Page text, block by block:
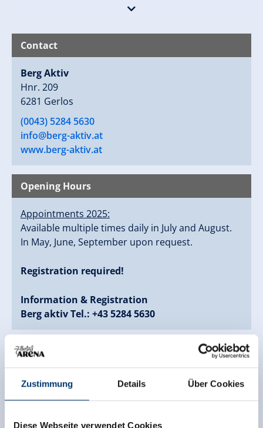
Zustimmung Details Über Cookies
Diese Webseite verwendet Cookies
Advance registration required!
Contact
Berg Aktiv
Hnr. 209
6281 Gerlos
(0043) 5284 5630
info@berg-aktiv.at
www.berg-aktiv.at
Opening Hours
Appointments 2025:
Available multiple times daily in July and August.
In May, June, September upon request.
Registration required!
Information & Registration
Berg aktiv Tel.: +43 5284 5630
Links
Berg Aktiv Homepage